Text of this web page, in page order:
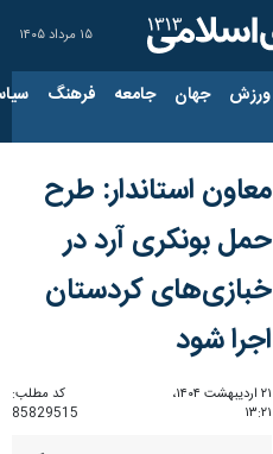
۱۵ مرداد ۱۴۰۵
ورزش جهان جامعه فرهنگ
معاون استاندار: طرح
حمل بونکری آرد در
خبازی‌های کردستان
اجرا شود
۲۱ اردیبهشت ۱۴۰۴،
۱۳:۲۱
کد مطلب:
85829515